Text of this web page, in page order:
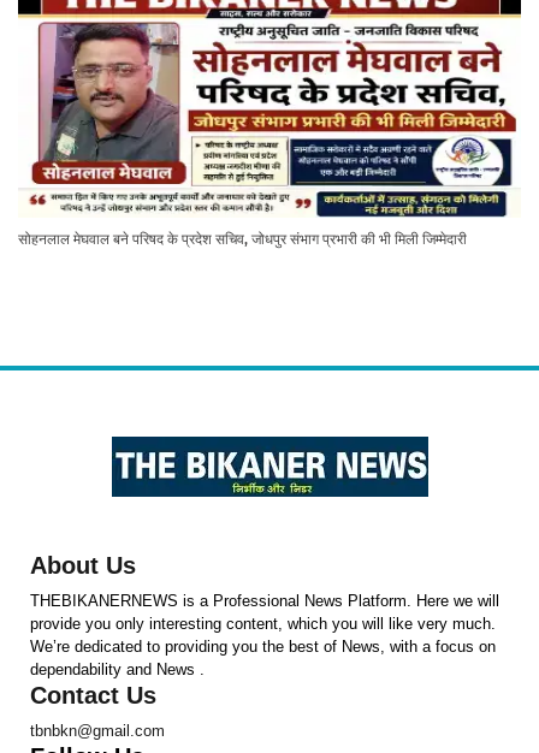
सोहनलाल मेघवाल बने परिषद के प्रदेश सचिव, जोधपुर संभाग प्रभारी की भी मिली जिम्मेदारी
About Us
THEBIKANERNEWS is a Professional News Platform. Here we will
provide you only interesting content, which you will like very much.
We’re dedicated to providing you the best of News, with a focus on
dependability and News .
Contact Us
tbnbkn@gmail.com